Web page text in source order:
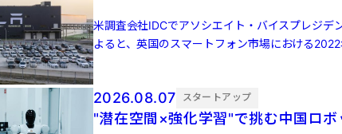
米調査会社IDCでアソシエイト・バイスプレジ
よると、英国のスマートフォン市場における
増 […]
2026.08.07 スタートアップ
"潜在空間×強化学習"で挑む中国ロ